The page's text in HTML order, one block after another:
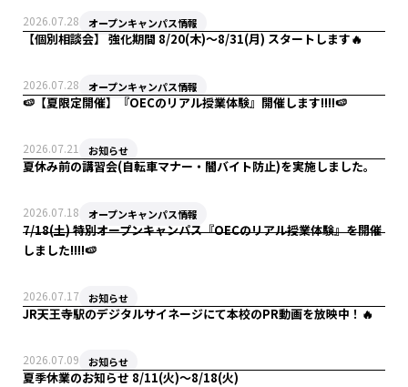
資格合格・就職実績
卒業生インタビュー
パソコンメンテコース
ネットワークコース
WEBデザインコース
プロダクトデザインコース
電子工学科
ロボットコース
情報通信コース
留学生の皆さんへ
学費・その他諸経費
入学までの流れ
高校1・2年生の皆様へ
保護者の皆様へ
留学生の皆さんへ
教員採用について
2026.07.28 オープンキャンパス情報
【個別相談会】 強化期間 8/20(木)〜8/31(月) スタートします🔥
2026.07.28 オープンキャンパス情報
🍉【夏限定開催】『OECのリアル授業体験』開催します!!!!🍉
2026.07.21 お知らせ
夏休み前の講習会(自転車マナー・闇バイト防止)を実施しました。
2026.07.18 オープンキャンパス情報
7/18(土) 特別オープンキャンパス『OECのリアル授業体験』を開催
しました!!!!🍉
2026.07.17 お知らせ
JR天王寺駅のデジタルサイネージにて本校のPR動画を放映中！🔥
2026.07.09 お知らせ
夏季休業のお知らせ 8/11(火)～8/18(火)